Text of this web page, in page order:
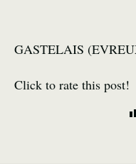
GASTELAIS
Click to rate this post!